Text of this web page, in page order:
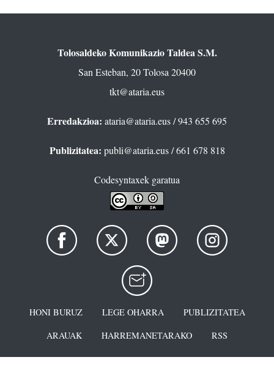
Tolosaldeko Komunikazio Taldea S.M.
San Esteban, 20 Tolosa 20400
tkt@ataria.eus
Erredakzioa: ataria@ataria.eus/ 943 655 695
Publizitatea: publi@ataria.eus/ 661 678 818
Codesyntaxek garatua
HONI BURUZ LEGE OHARRA
PUBLIZITATEA
ARAUAK
HARREMANETARAKO RSS